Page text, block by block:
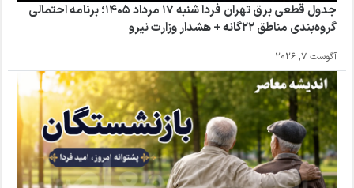
جدول قطعی برق تهران فردا شنبه ۱۷ مرداد ۱۴۰۵؛ برنامه احتمالی
گروه‌بندی مناطق ۲۲گانه + هشدار وزارت نیرو
آگوست 7, 2026